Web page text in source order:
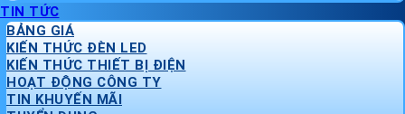
TIN TỨC
BẢNG GIÁ
KIẾN THỨC ĐÈN LED
KIẾN THỨC THIẾT BỊ ĐIỆN
HOẠT ĐỘNG CÔNG TY
TIN KHUYẾN MÃI